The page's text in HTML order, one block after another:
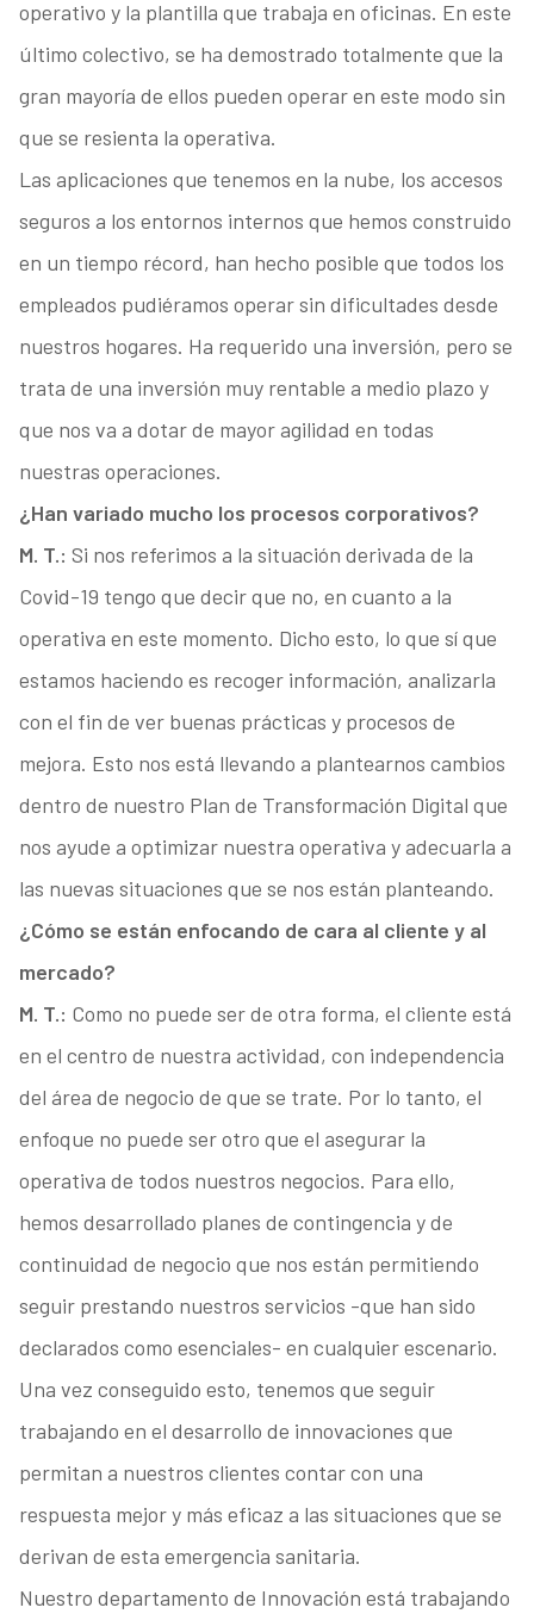
operativo y la plantilla que trabaja en oficinas. En este
último colectivo, se ha demostrado totalmente que la
gran mayoría de ellos pueden operar en este modo sin
que se resienta la operativa.
Las aplicaciones que tenemos en la nube, los accesos
seguros a los entornos internos que hemos construido
en un tiempo récord, han hecho posible que todos los
empleados pudiéramos operar sin dificultades desde
nuestros hogares. Ha requerido una inversión, pero se
trata de una inversión muy rentable a medio plazo y
que nos va a dotar de mayor agilidad en todas
nuestras operaciones.
¿Han variado mucho los procesos corporativos?
M. T.: Si nos referimos a la situación derivada de la
Covid-19 tengo que decir que no, en cuanto a la
operativa en este momento. Dicho esto, lo que sí que
estamos haciendo es recoger información, analizarla
con el fin de ver buenas prácticas y procesos de
mejora. Esto nos está llevando a plantearnos cambios
dentro de nuestro Plan de Transformación Digital que
nos ayude a optimizar nuestra operativa y adecuarla a
las nuevas situaciones que se nos están planteando.
¿Cómo se están enfocando de cara al cliente y al
mercado?
M. T.: Como no puede ser de otra forma, el cliente está
en el centro de nuestra actividad, con independencia
del área de negocio de que se trate. Por lo tanto, el
enfoque no puede ser otro que el asegurar la
operativa de todos nuestros negocios. Para ello,
hemos desarrollado planes de contingencia y de
continuidad de negocio que nos están permitiendo
seguir prestando nuestros servicios -que han sido
declarados como esenciales- en cualquier escenario.
Una vez conseguido esto, tenemos que seguir
trabajando en el desarrollo de innovaciones que
permitan a nuestros clientes contar con una
respuesta mejor y más eficaz a las situaciones que se
derivan de esta emergencia sanitaria.
Nuestro departamento de Innovación está trabajando